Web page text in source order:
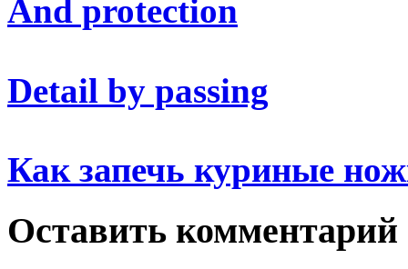
And protection
Detail by passing
Как запечь куриные
Оставить комментарий